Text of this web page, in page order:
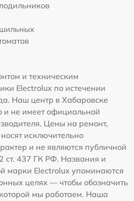
и техническим
Electrolux по истечении
Наш центр в Хабаровске
и не имеет официальной
Цены на ремонт,
исключительно
и не являются публичной
ст. 437 ГК РФ. Названия и
марки Electrolux упоминаются
целях — чтобы обозначить
мы работаем. Наша